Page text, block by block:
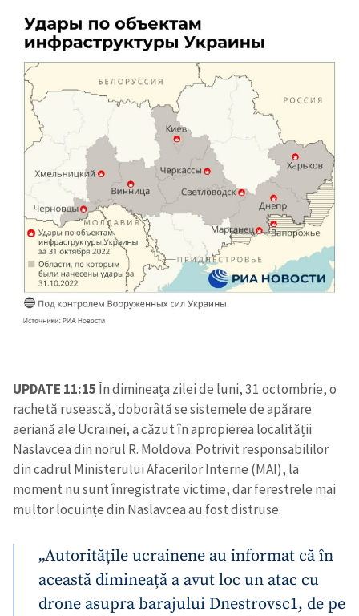
UPDATE 11:15În dimineața zilei de luni, 31 octombrie, o
rachetă rusească, doborâtă se sistemele de apărare
aeriană ale Ucrainei, a căzut în apropierea localității
Naslavcea din norul R. Moldova. Potrivit responsabililor
din cadrul Ministerului Afacerilor Interne (MAI), la
moment nu sunt înregistrate victime, dar ferestrele mai
multor locuințe din Naslavcea au fost distruse.
„Autoritățile ucrainene au informat că în
această dimineață a avut loc un atac cu
drone asupra barajului Dnestrovsc1, de pe